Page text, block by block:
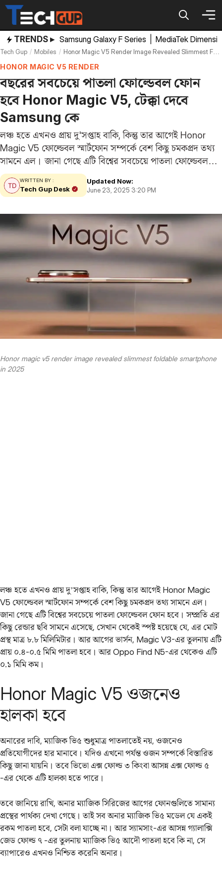
Skip
content
TRENDS ▸ Samsung Galaxy F Series MediaTek
Tech Gup Mobiles Honor Magic V5 Render Image Revealed Slimmest Foldable Smartphone In 2025 Rival Samsung Galaxy Z Fold 7
HONOR MAGIC V5 RENDER
বছরের সবচেয়ে পাতলা ফোল্ডেবল ফোন
হবে Honor Magic V5, টেক্কা দেবে
Samsung কে
লঞ্চ হতে এখনও প্রায় দু'সপ্তাহ বাকি, কিন্তু তার আগেই Honor
Magic V5 ফোল্ডেবল স্মার্টফোন সম্পর্কে বেশ কিছু চমকপ্রদ তথ্য
সামনে এল। জানা গেছে এটি বিশ্বের সবচেয়ে পাতলা ফোল্ডেবল
ফোন হবে। সম্প্রতি এর কিছু রেন্ডার ছবি সামনে এসেছে, সেখান
থেকেই স্পষ্ট…
WRITTEN BY :
Tech Gup Desk
Updated Now:
June 23, 2025 3:20 PM
Honor magic v5 render image revealed slimmest foldable smartphone
in 2025
লঞ্চ হতে এখনও প্রায় দু’সপ্তাহ বাকি, কিন্তু তার আগেই Honor Magic
V5 ফোল্ডেবল স্মার্টফোন সম্পর্কে বেশ কিছু চমকপ্রদ তথ্য সামনে এল।
জানা গেছে এটি বিশ্বের সবচেয়ে পাতলা ফোল্ডেবল ফোন হবে। সম্প্রতি এর
কিছু রেন্ডার ছবি সামনে এসেছে, সেখান থেকেই স্পষ্ট হয়েছে যে, এর মোট
প্রস্থ মাত্র ৮.৮ মিলিমিটার। আর আগের ভার্সন, Magic V3-এর তুলনায় এটি
প্রায় ০.৪-০.৫ মিমি পাতলা হবে। আর Oppo Find N5-এর থেকেও এটি
০.১ মিমি কম।
Honor Magic V5 ওজনেও
হালকা হবে
অনারের দাবি, ম্যাজিক ভি৫ শুধুমাত্র পাতলাতেই নয়, ওজনেও
প্রতিযোগীদের হার মানাবে। যদিও এখনো পর্যন্ত ওজন সম্পর্কে বিস্তারিত
কিছু জানা যায়নি। তবে ভিভো এক্স ফোল্ড ৩ কিংবা আসন্ন এক্স ফোল্ড ৫
-এর থেকে এটি হালকা হতে পারে।
তবে জানিয়ে রাখি, অনার ম্যাজিক সিরিজের আগের ফোনগুলিতে সামান্য
প্রস্থের পার্থক্য দেখা গেছে। তাই সব অনার ম্যাজিক ভি৫ মডেল যে একই
রকম পাতলা হবে, সেটা বলা যাচ্ছে না। আর স্যামসাং-এর আসন্ন গ্যালাক্সি
জেড ফোল্ড ৭ -এর তুলনায় ম্যাজিক ভি৫ আদৌ পাতলা হবে কি না, সে
ব্যাপারেও এখনও নিশ্চিত করেনি অনার।